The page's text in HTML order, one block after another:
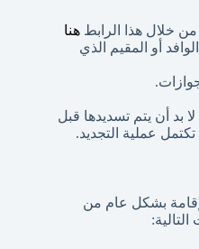
خلال هذا الرابط هنا
أو المقيم الذي
بد أن يتم تسديدها قبل
عملية التجديد.
بشكل عام من